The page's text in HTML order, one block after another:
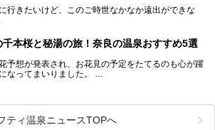
に行きたいけど、このご時世なかなか遠出ができな
も多いのではないでしょうか？
まって観光地を巡るような温泉旅行がしたいけど、
た時間が取れない時もありますよね。
じんわり温まってリラックス効果も抜群。
千本桜と秘湯の旅！奈良の温泉おすすめ5選
予想が発表され、お花見の予定をたてるのも心が躍
なってまいりました。
らい日本人の心を捉えて離さない名所中の名所があ
。それは奈良県の吉野山。
ティ温泉ニュースTOPへ